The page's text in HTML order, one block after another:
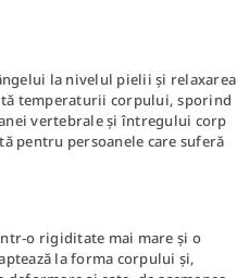
la nivelul pielii și relaxarea
temperaturii corpului, sporind
vertebrale și întregului corp
pentru persoanele care suferă
o rigiditate mai mare și o
la forma corpului și,